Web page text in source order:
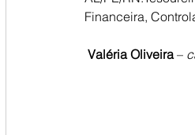
Financeira,
Valéria Oliveira –